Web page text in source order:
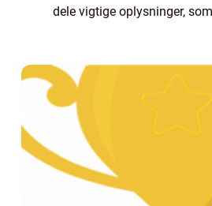
dele vigtige oplysninger,
kugle...